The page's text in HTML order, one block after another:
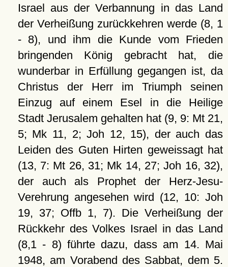
Israel aus der Verbannung in das Land
der Verheißung zurückkehren werde (8, 1
- 8), und ihm die Kunde vom Frieden
bringenden König gebracht hat, die
wunderbar in Erfüllung gegangen ist, da
Christus der Herr im Triumph seinen
Einzug auf einem Esel in die Heilige
Stadt Jerusalem gehalten hat (9, 9: Mt 21,
5; Mk 11, 2; Joh 12, 15), der auch das
Leiden des Guten Hirten geweissagt hat
(13, 7: Mt 26, 31; Mk 14, 27; Joh 16, 32),
der auch als Prophet der Herz-Jesu-
Verehrung angesehen wird (12, 10: Joh
19, 37; Offb 1, 7). Die Verheißung der
Rückkehr des Volkes Israel in das Land
(8,1 - 8) führte dazu, dass am 14. Mai
1948, am Vorabend des Sabbat, dem 5.